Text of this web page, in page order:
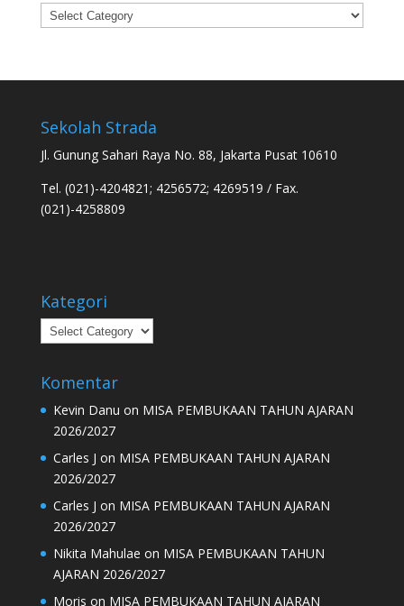
Categories
Sekolah Strada
Jl. Gunung Sahari Raya No. 88, Jakarta Pusat 10610
Tel. (021)-4204821; 4256572; 4269519 / Fax.
(021)-4258809
Kategori
Kategori
Komentar
Kevin Danu on MISA PEMBUKAAN TAHUN AJARAN
2026/2027
Carles J on MISA PEMBUKAAN TAHUN AJARAN
2026/2027
Carles J on MISA PEMBUKAAN TAHUN AJARAN
2026/2027
Nikita Mahulae on MISA PEMBUKAAN TAHUN
AJARAN 2026/2027
Moris on MISA PEMBUKAAN TAHUN AJARAN